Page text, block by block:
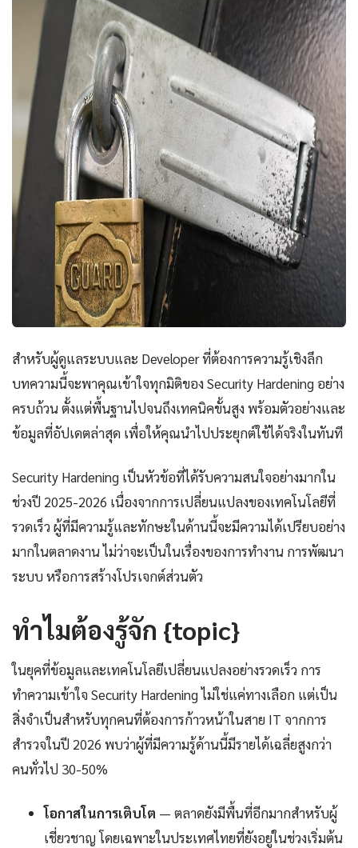
สำหรับผู้ดูแลระบบและ Developer ที่ต้องการความรู้เชิงลึก
บทความนี้จะพาคุณเข้าใจทุกมิติของ Security Hardening อย่าง
ครบถ้วน ตั้งแต่พื้นฐานไปจนถึงเทคนิคขั้นสูง พร้อมตัวอย่างและ
ข้อมูลที่อัปเดตล่าสุด เพื่อให้คุณนำไปประยุกต์ใช้ได้จริงในทันที
Security Hardening เป็นหัวข้อที่ได้รับความสนใจอย่างมากใน
ช่วงปี 2025-2026 เนื่องจากการเปลี่ยนแปลงของเทคโนโลยีที่
รวดเร็ว ผู้ที่มีความรู้และทักษะในด้านนี้จะมีความได้เปรียบอย่าง
มากในตลาดงาน ไม่ว่าจะเป็นในเรื่องของการทำงาน การพัฒนา
ระบบ หรือการสร้างโปรเจกต์ส่วนตัว
ทำไมต้องรู้จัก {topic}
ในยุคที่ข้อมูลและเทคโนโลยีเปลี่ยนแปลงอย่างรวดเร็ว การ
ทำความเข้าใจ Security Hardening ไม่ใช่แค่ทางเลือก แต่เป็น
สิ่งจำเป็นสำหรับทุกคนที่ต้องการก้าวหน้าในสาย IT จากการ
สำรวจในปี 2026 พบว่าผู้ที่มีความรู้ด้านนี้มีรายได้เฉลี่ยสูงกว่า
คนทั่วไป 30-50%
โอกาสในการเติบโต — ตลาดยังมีพื้นที่อีกมากสำหรับผู้
เชี่ยวชาญ โดยเฉพาะในประเทศไทยที่ยังอยู่ในช่วงเริ่มต้น